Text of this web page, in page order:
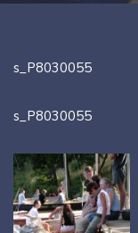
s_P8030055
s_P8030055